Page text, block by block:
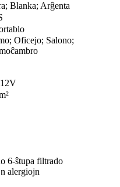
Blanka; Arĝenta
Oficejo; Salono;